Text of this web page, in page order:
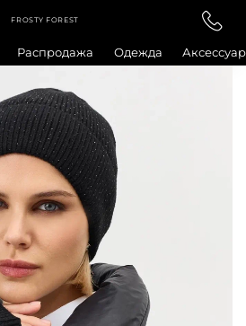
FROSTY FOREST
Распродажа Одежда